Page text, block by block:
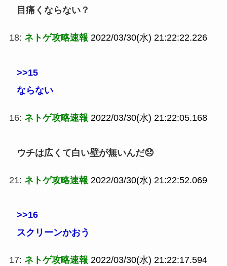
目痛くならない？
18: ネトゲ攻略速報 2022/03/30(水) 21:22:22.226
>>15
ならない
16: ネトゲ攻略速報 2022/03/30(水) 21:22:05.168
ウチは広くて白い壁が無いんだ😞
21: ネトゲ攻略速報 2022/03/30(水) 21:22:52.069
>>16
スクリーンかおう
17: ネトゲ攻略速報 2022/03/30(水) 21:22:17.594